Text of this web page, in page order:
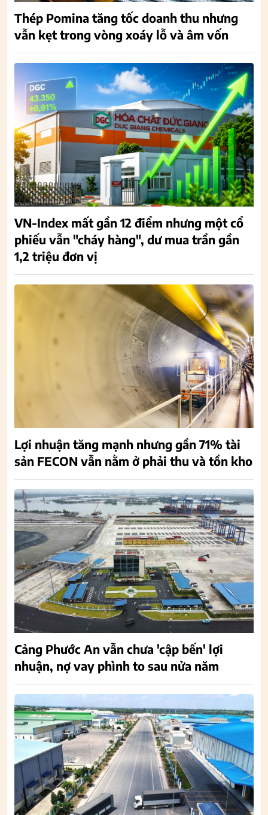
Thép Pomina tăng tốc doanh thu nhưng
vẫn kẹt trong vòng xoáy lỗ và âm vốn
VN-Index mất gần 12 điểm nhưng một cổ
phiếu vẫn "cháy hàng", dư mua trần gần
1,2 triệu đơn vị
Lợi nhuận tăng mạnh nhưng gần 71% tài
sản FECON vẫn nằm ở phải thu và tồn kho
Cảng Phước An vẫn chưa 'cập bến' lợi
nhuận, nợ vay phình to sau nửa năm